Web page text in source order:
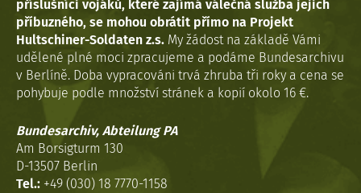
příslušníci vojáků, které zajímá válečná služba jejich
příbuzného, se mohou obrátit přímo na Projekt
Hultschiner-Soldaten z.s. My žádost na základě Vámi
udělené plné moci zpracujeme a podáme Bundesarchivu
v Berlíně. Doba vypracováni trvá zhruba tři roky a cena se
pohybuje podle množství stránek a kopií okolo 16 €.
Bundesarchiv, Abteilung PA
Am Borsigturm 130
D-13507 Berlin
Tel.: +49 (030) 18 7770-1158